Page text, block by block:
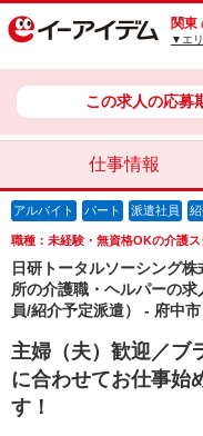
関東
▼エ
この求人の応募
仕事情報
アルバイト パート 派遣社員
職種：未経験・無資格OKの介護ス
日研トータルソーシング
所の介護職・ヘルパーの
員/紹介予定派遣） - 府中市
主婦（夫）歓迎／
に合わせてお仕事
す！